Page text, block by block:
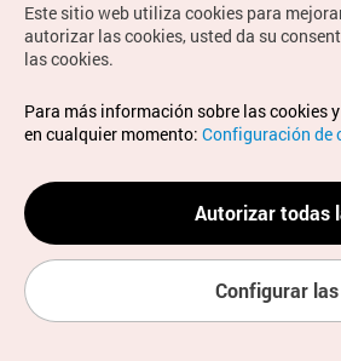
Copyrights © Organización de
derechos reservados.
Para informes de errores y cuestiones
sitio web, dirija sus consultas al correo
spanish@knto.or.kr
Este sitio web utiliza cookies para
autorizar las cookies, usted da su
las cookies.
Para más información sobre las cookies
en cualquier momento: Configuración de
Autorizar todas
Configurar